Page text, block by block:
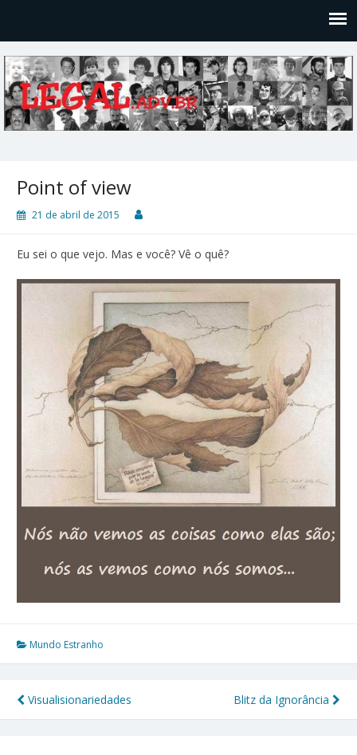
Point of view
21 de abril de 2015
Eu sei o que vejo. Mas e você? Vê o quê?
Mundo Estranho
Navegação
Visualisionariedades Blitz da Ignorância